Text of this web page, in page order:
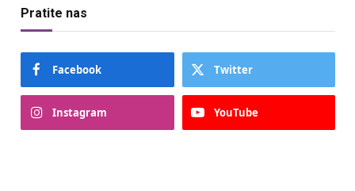
Pratite nas
Facebook Twitter
Instagram YouTube